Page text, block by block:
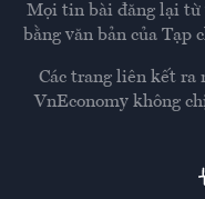
Mọi tin bài đăng lại từ
bằng văn bản của Tạp
Các trang liên kết ra
VnEconomy không